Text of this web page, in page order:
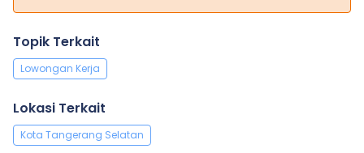
Topik Terkait
Lowongan Kerja
Lokasi Terkait
Kota Tangerang Selatan